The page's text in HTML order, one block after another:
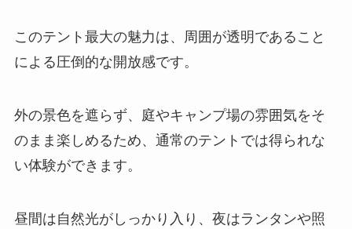
このテント最大の魅力は、周囲が透明であること
による圧倒的な開放感です。
外の景色を遮らず、庭やキャンプ場の雰囲気をそ
のまま楽しめるため、通常のテントでは得られな
い体験ができます。
昼間は自然光がしっかり入り、夜はランタンや照